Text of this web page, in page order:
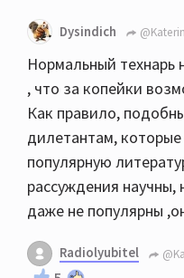
Dysindich
Нормальный технарь
, что за копейки
Как правило,
дилетантам,
популярную
рассуждения
даже не популярны
Radiolyubitel